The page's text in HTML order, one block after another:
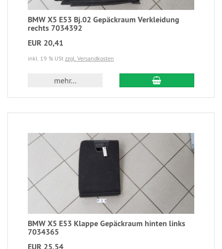
BMW X5 E53 Bj.02 Gepäckraum Verkleidung
rechts 7034392
EUR 20,41
inkl. 19 % USt zzgl. Versandkosten
mehr...
BMW X5 E53 Klappe Gepäckraum hinten links
7034365
EUR 25,54